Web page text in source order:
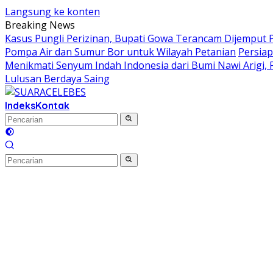
Langsung ke konten
Breaking News
Kasus Pungli Perizinan, Bupati Gowa Terancam Dijemput
Pompa Air dan Sumur Bor untuk Wilayah Petanian
Menikmati Senyum Indah Indonesia dari Bumi Nawi Arigi,
Lulusan Berdaya Saing
IndeksKontak